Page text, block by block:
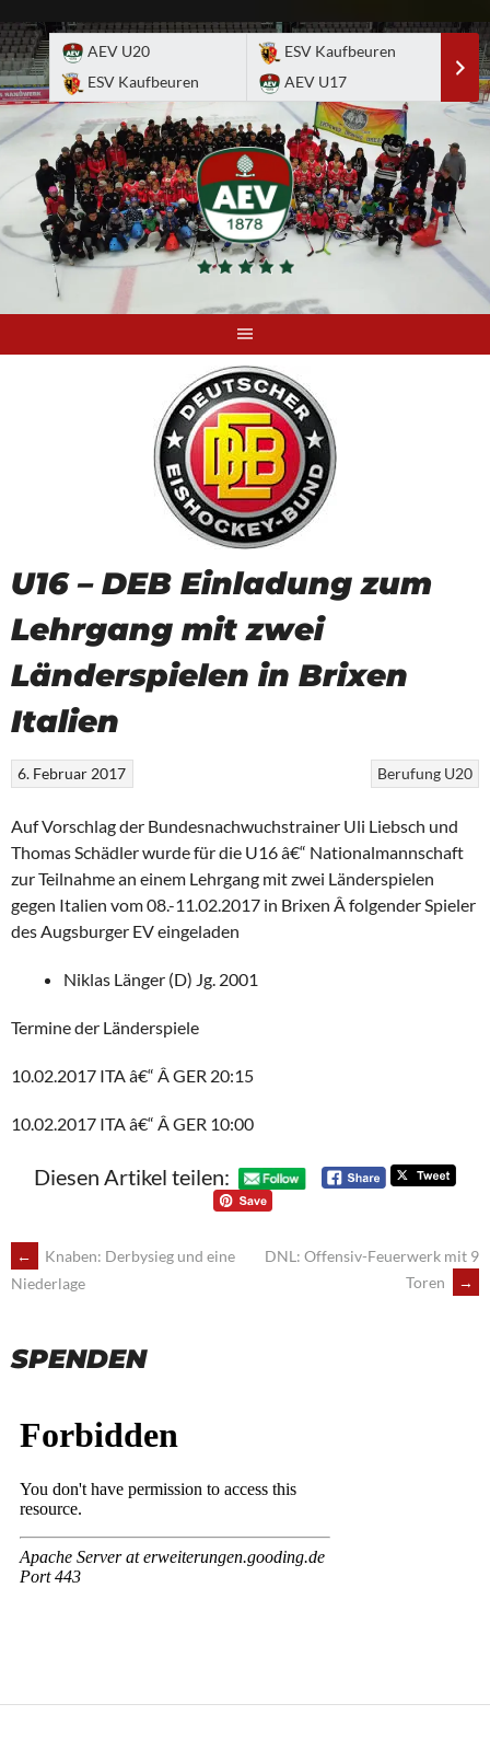
to
content
AEV U20
ESV Kaufbeuren
ESV Kaufbeuren
AEV U17
U16 – DEB Einladung zum
Lehrgang mit zwei
Länderspielen in Brixen
Italien
Berufung U20
6. Februar 2017
Auf Vorschlag der Bundesnachwuchstrainer Uli Liebsch und
Thomas Schädler wurde für die U16 â€“ Nationalmannschaft
zur Teilnahme an einem Lehrgang mit zwei Länderspielen
gegen Italien vom 08.-11.02.2017 in Brixen Â folgender Spieler
des Augsburger EV eingeladen
Niklas Länger (D) Jg. 2001
Termine der Länderspiele
10.02.2017 ITA â€“ Â GER 20:15
10.02.2017 ITA â€“ Â GER 10:00
Diesen Artikel teilen:
POST
←
Knaben: Derbysieg und eine
Niederlage
DNL: Offensiv-Feuerwerk mit 9
Toren
→
SPENDEN